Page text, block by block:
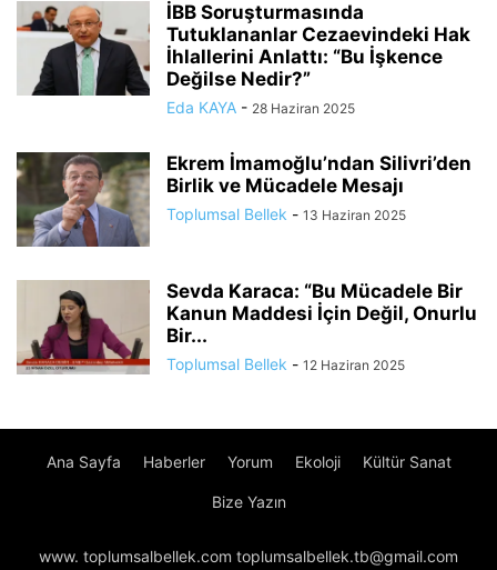
İBB Soruşturmasında
Tutuklananlar Cezaevindeki Hak
İhlallerini Anlattı: “Bu İşkence
Değilse Nedir?”
Eda KAYA - 28 Haziran 2025
Ekrem İmamoğlu’ndan Silivri’den
Birlik ve Mücadele Mesajı
Toplumsal Bellek - 13 Haziran 2025
Sevda Karaca: “Bu Mücadele Bir
Kanun Maddesi İçin Değil, Onurlu
Bir...
Toplumsal Bellek - 12 Haziran 2025
Ana Sayfa Haberler Yorum Ekoloji Kültür Sanat
Bize Yazın
www. toplumsalbellek.com toplumsalbellek.tb@gmail.com